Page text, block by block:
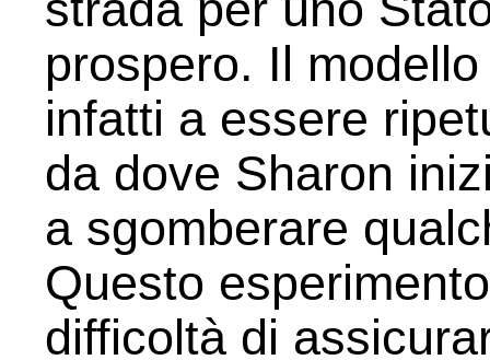
prospero. Il
infatti a essere
da dove Sharon
a sgomberare
Questo
difficoltà di